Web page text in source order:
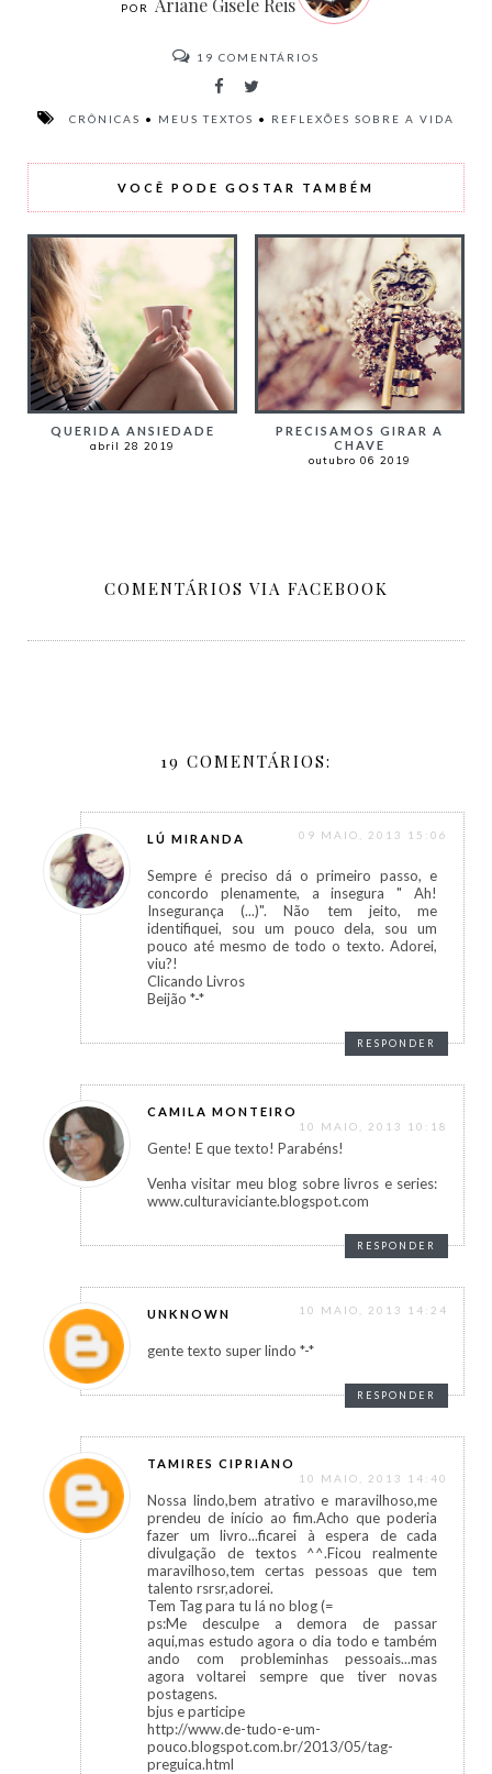
19 COMENTÁRIOS
CRÔNICAS • MEUS TEXTOS • REFLEXÕES SOBRE A VIDA
VOCÊ PODE GOSTAR TAMBÉM
QUERIDA ANSIEDADE
abril 28 2019
PRECISAMOS GIRAR A
CHAVE
outubro 06 2019
COMENTÁRIOS VIA FACEBOOK
19 COMENTÁRIOS:
LÚ MIRANDA 09 MAIO, 2013 15:06
Sempre é preciso dá o primeiro passo, e
concordo plenamente, a insegura " Ah!
Insegurança (...)". Não tem jeito, me
identifiquei, sou um pouco dela, sou um
pouco até mesmo de todo o texto. Adorei,
viu?!
Clicando Livros
Beijão *-*
RESPONDER
CAMILA MONTEIRO
10 MAIO, 2013 10:18
Gente! E que texto! Parabéns!
Venha visitar meu blog sobre livros e series:
www.culturaviciante.blogspot.com
RESPONDER
UNKNOWN 10 MAIO, 2013 14:24
gente texto super lindo *-*
RESPONDER
TAMIRES CIPRIANO
10 MAIO, 2013 14:40
Nossa lindo,bem atrativo e maravilhoso,me
prendeu de início ao fim.Acho que poderia
fazer um livro...ficarei à espera de cada
divulgação de textos ^^.Ficou realmente
maravilhoso,tem certas pessoas que tem
talento rsrsr,adorei.
Tem Tag para tu lá no blog (=
ps:Me desculpe a demora de passar
aqui,mas estudo agora o dia todo e também
ando com probleminhas pessoais...mas
agora voltarei sempre que tiver novas
postagens.
bjus e participe
http://www.de-tudo-e-um-
pouco.blogspot.com.br/2013/05/tag-
preguica.html